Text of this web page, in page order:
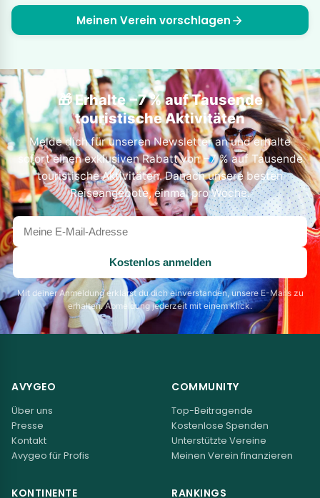
Meinen Verein vorschlagen
🎁 Erhalte −7 % auf Tausende
touristische Aktivitäten
Melde dich für unseren Newsletter an und erhalte
sofort einen exklusiven Rabatt von −7 % auf Tausende
touristische Aktivitäten. Danach unsere besten
Reiseangebote, einmal pro Woche.
Deine
E-
Mail-
Adresse
Kostenlos anmelden
Mit deiner Anmeldung erklärst du dich einverstanden, unsere E-Mails zu
erhalten. Abmeldung jederzeit mit einem Klick.
AVYGEO
Über uns
Presse
Kontakt
Avygeo für Profis
COMMUNITY
Top-Beitragende
Kostenlose Spenden
Unterstützte Vereine
Meinen Verein finanzieren
KONTINENTE RANKINGS